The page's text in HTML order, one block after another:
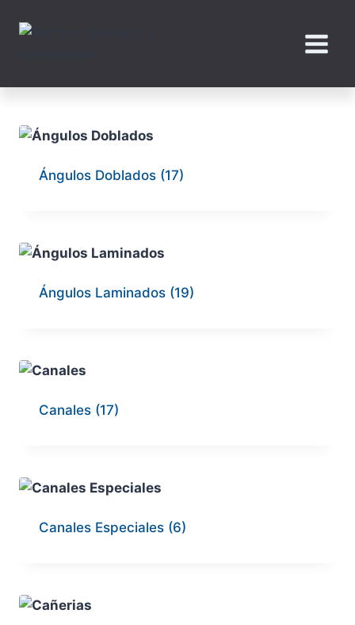
Ángulos Doblados (17)
Ángulos Laminados (19)
Canales (17)
Canales Especiales (6)